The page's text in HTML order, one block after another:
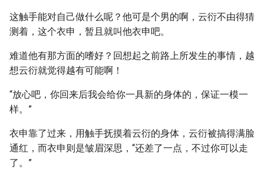
这触手能对自己做什么呢？他可是个男的啊，云衍不由得猜
测着，这个衣申，暂且就叫他衣申吧。
难道他有那方面的嗜好？回想起之前路上所发生的事情，越
想云衍就觉得越有可能啊！
“放心吧，你回来后我会给你一具新的身体的，保证一模一
样。”
衣申靠了过来，用触手抚摸着云衍的身体，云衍被搞得满脸
通红，而衣申则是皱眉深思，“还差了一点，不过你可以走
了。”